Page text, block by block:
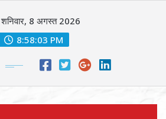
शनिवार, 8 अगस्त 2026
8:58:05 PM